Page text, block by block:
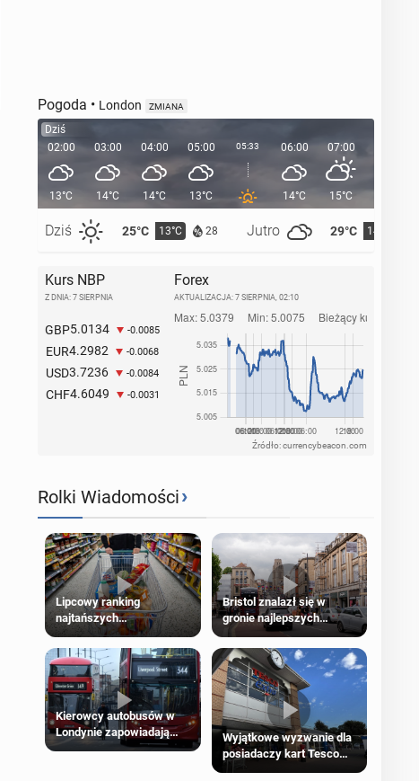
Pogoda • London ZMIANA
Dziś
02:00
13°C
Dziś 25°C 13°C 28 Jutro 29°C 14°C
03:00
14°C
04:00
14°C
05:00
13°C
05:33 06:00
14°C
07:00
15°C
Kurs NBP
Z DNIA: 7 SIERPNIA
GBP5.0134 -0.0085
EUR4.2982 -0.0068
USD3.7236 -0.0084
CHF4.6049 -0.0031
Forex
AKTUALIZACJA: 7 SIERPNIA, 02:10
Źródło: currencybeacon.com
Rolki Wiadomości›
Lipcowy ranking
najtańszych
supermarketów
Bristol znalazł się w
gronie najlepszych
kierunków podróży na
świecie
Kierowcy autobusów w
Londynie zapowiadają
strajki
Wyjątkowe wyzwanie dla
posiadaczy kart Tesco
Clubcard!